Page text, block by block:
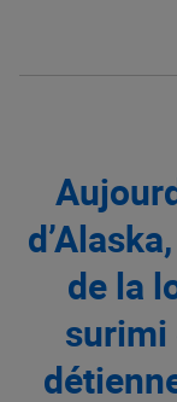
de la
surimi